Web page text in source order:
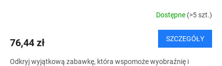
Dostępne (>5 szt.)
76,44 zł SZCZEGÓŁY
Odkryj wyjątkową zabawkę, która wspomoże wyobraźnię i